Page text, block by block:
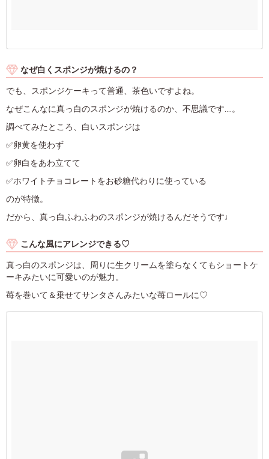
なぜ白くスポンジが焼けるの？
でも、スポンジケーキって普通、茶色いですよね。
なぜこんなに真っ白のスポンジが焼けるのか、不思議です....。
調べてみたところ、白いスポンジは
✅卵黄を使わず
✅卵白をあわ立てて
✅ホワイトチョコレートをお砂糖代わりに使っている
のが特徴。
だから、真っ白ふわふわのスポンジが焼けるんだそうです♩
こんな風にアレンジできる♡
真っ白のスポンジは、周りに生クリームを塗らなくてもショートケ
ーキみたいに可愛いのが魅力。
苺を巻いて＆乗せてサンタさんみたいな苺ロールに♡